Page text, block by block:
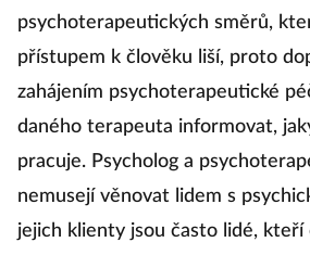
psychoterapeutických směrů,
přístupem k člověku liší, proto
zahájením psychoterapeutické
daného terapeuta informovat,
pracuje. Psycholog a
nemusejí věnovat lidem s
jejich klienty jsou často lidé,